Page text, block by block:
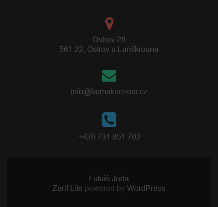
Ostrov 28
561 22, Ostrov u Lanškrouna
info@farmaknezour.cz
+420 731 851 702
Lukáš Juda
Zerif Lite powered by WordPress